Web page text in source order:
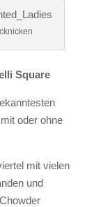
Square
oder ohne
mit vielen
und